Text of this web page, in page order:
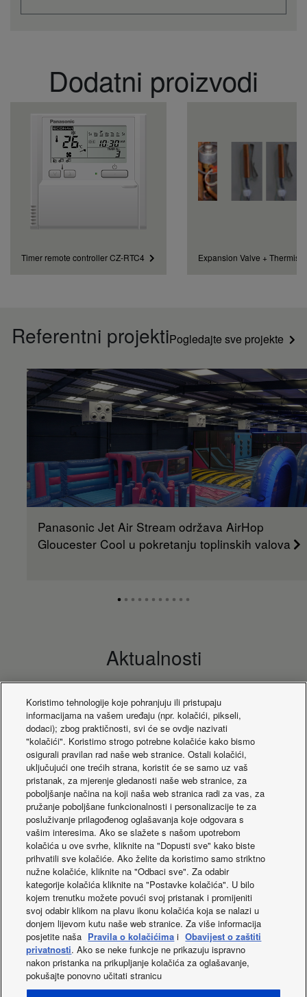
Dodatni proizvodi
Timer remote controller CZ-RTC4 Expansion Valve +
Referentni projekti​Pogledajte sve projekte
Panasonic Jet Air Stream održava AirHop
Gloucester Cool u pokretanju toplinskih valova
Aktualnosti
Komplet za spajanje
jedinice za obradu
zraka za ECOi i ECO G
VRF sustavi
Facebook Instagram Youtube LinkedIn
Koristimo tehnologije koje pohranjuju ili pristupaju
informacijama na vašem uređaju (npr. kolačići, pikseli,
dodaci); zbog praktičnosti, svi će se ovdje nazivati
"kolačići". Koristimo strogo potrebne kolačiće kako bismo
osigurali pravilan rad naše web stranice. Ostali kolačići,
uključujući one trećih strana, koristit će se samo uz vaš
pristanak, za mjerenje gledanosti naše web stranice, za
poboljšanje načina na koji naša web stranica radi za vas, za
pružanje poboljšane funkcionalnosti i personalizacije te za
posluživanje prilagođenog oglašavanja koje odgovara s
vašim interesima. Ako se slažete s našom upotrebom
kolačića u ove svrhe, kliknite na "Dopusti sve" kako biste
prihvatili sve kolačiće. Ako želite da koristimo samo striktno
nužne kolačiće, kliknite na "Odbaci sve". Za odabir
kategorije kolačića kliknite na "Postavke kolačića". U bilo
kojem trenutku možete povući svoj pristanak i promijeniti
svoj odabir klikom na plavu ikonu kolačića koja se nalazi u
donjem lijevom kutu naše web stranice. Za više informacija
posjetite naša Pravila o kolačićima i Obavijest o zaštiti
privatnosti. Ako se neke funkcje ne prikazuju ispravno
nakon pristanka na prikupljanje kolačića za oglašavanje,
pokušajte ponovno učitati stranicu